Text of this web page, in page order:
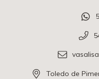
Toledo de